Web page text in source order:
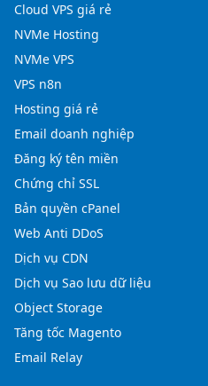
Cloud VPS giá rẻ
NVMe Hosting
NVMe VPS
VPS n8n
Hosting giá rẻ
Email doanh nghiệp
Đăng ký tên miền
Chứng chỉ SSL
Bản quyền cPanel
Web Anti DDoS
Dịch vụ CDN
Dịch vụ Sao lưu dữ liệu
Object Storage
Tăng tốc Magento
Email Relay